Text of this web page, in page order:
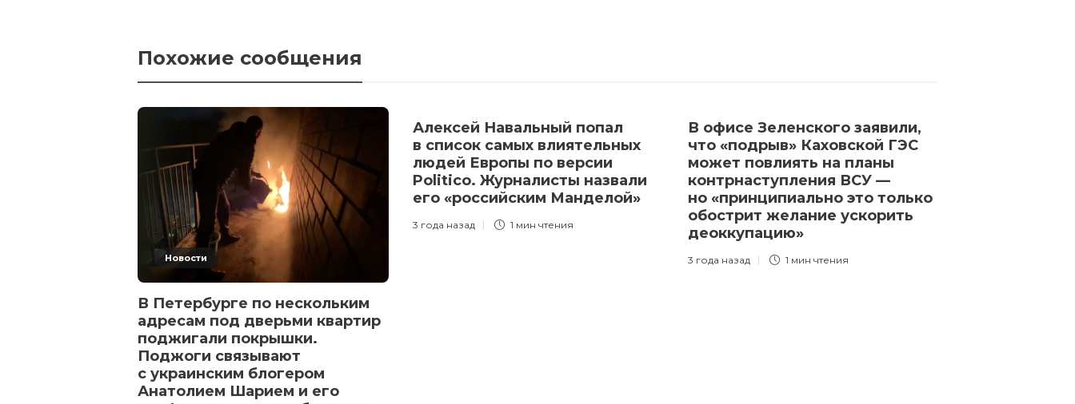
Похожие сообщения
Новости
В Петербурге по нескольким
адресам под дверьми квартир
поджигали покрышки.
Поджоги связывают
с украинским блогером
Анатолием Шарием и его
Алексей Навальный попал
в список самых влиятельных
людей Европы по версии
Politico. Журналисты назвали
его «российским Манделой»
3 года назад 1 мин чтения
В офисе Зеленского заявили,
что «подрыв» Каховской ГЭС
может повлиять на планы
контрнаступления ВСУ —
но «принципиально это только
обострит желание ускорить
деоккупацию»
3 года назад 1 мин чтения